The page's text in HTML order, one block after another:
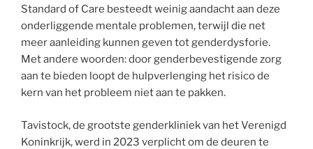
Standard of Care besteedt weinig aandacht aan deze
onderliggende mentale problemen, terwijl die net
meer aanleiding kunnen geven tot genderdysforie.
Met andere woorden: door genderbevestigende zorg
aan te bieden loopt de hulpverlenging het risico de
kern van het probleem niet aan te pakken.
Tavistock, de grootste genderkliniek van het Verenigd
Koninkrijk, werd in 2023 verplicht om de deuren te